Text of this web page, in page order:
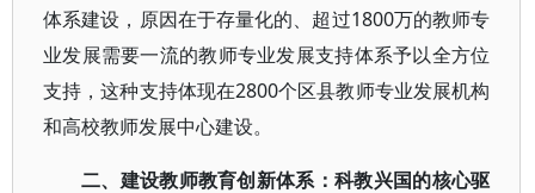
体系建设，原因在于存量化的、超过1800万的教师专
业发展需要一流的教师专业发展支持体系予以全方位
支持，这种支持体现在2800个区县教师专业发展机构
和高校教师发展中心建设。
二、建设教师教育创新体系：科教兴国的核心驱